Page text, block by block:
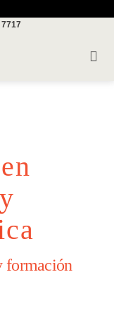
formación